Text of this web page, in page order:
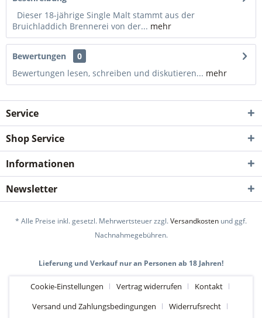
Dieser 18-jährige Single Malt stammt aus der
Bruichladdich Brennerei von der... mehr
Bewertungen
0
Bewertungen lesen, schreiben und diskutieren... mehr
Service
Shop Service
Informationen
Newsletter
* Alle Preise inkl. gesetzl. Mehrwertsteuer zzgl.Versandkosten und ggf.
Nachnahmegebühren.
Lieferung und Verkauf nur an Personen ab 18 Jahren!
Cookie-Einstellungen Vertrag widerrufen
Kontakt
Versand und Zahlungsbedingungen
Widerrufsrecht